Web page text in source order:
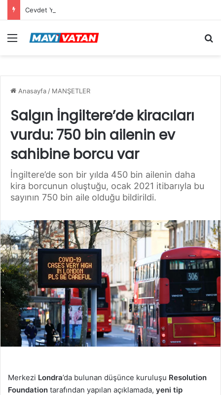
Menü
Anasayfa / MANŞETLER
Salgın İngiltere’de kiracıları
vurdu: 750 bin ailenin ev
sahibine borcu var
İngiltere’de son bir yılda 450 bin ailenin daha
kira borcunun oluştuğu, ocak 2021 itibarıyla bu
sayının 750 bin aile olduğu bildirildi.
Merkezi Londra’da bulunan düşünce kuruluşu Resolution
Foundation tarafından yapılan açıklamada, yeni tip